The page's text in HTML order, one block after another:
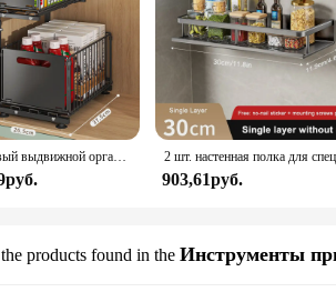
2-уровневый выдвижной органайзер для шкафа, регулируемая кухонная полка для хранения под раковиной, органайзер для банок для специй, выдвижной ящик
903,61руб.
products found in the Инструменты